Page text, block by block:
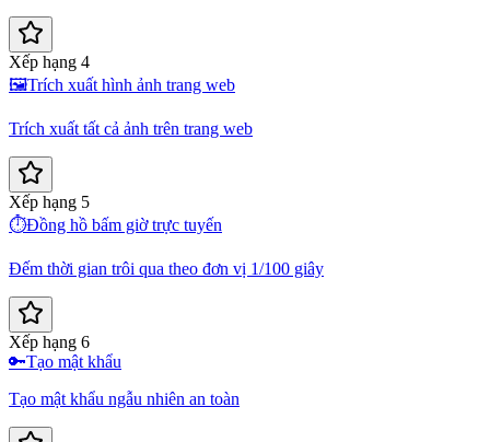
Xếp hạng 4
🖼️Trích xuất hình ảnh trang web
Trích xuất tất cả ảnh trên trang web
Xếp hạng 5
⏱️Đồng hồ bấm giờ trực tuyến
Đếm thời gian trôi qua theo đơn vị 1/100 giây
Xếp hạng 6
🔑Tạo mật khẩu
Tạo mật khẩu ngẫu nhiên an toàn